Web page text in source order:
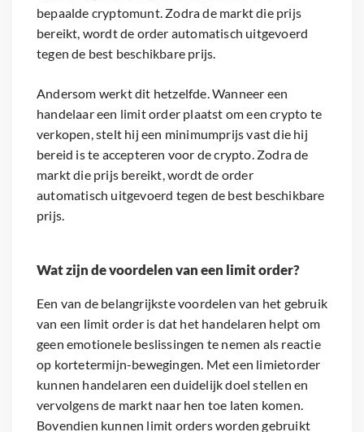
bepaalde cryptomunt. Zodra de markt die prijs
bereikt, wordt de order automatisch uitgevoerd
tegen de best beschikbare prijs.
Andersom werkt dit hetzelfde. Wanneer een
handelaar een limit order plaatst om een crypto te
verkopen, stelt hij een minimumprijs vast die hij
bereid is te accepteren voor de crypto. Zodra de
markt die prijs bereikt, wordt de order
automatisch uitgevoerd tegen de best beschikbare
prijs.
Wat zijn de voordelen van een limit order?
Een van de belangrijkste voordelen van het gebruik
van een limit order is dat het handelaren helpt om
geen emotionele beslissingen te nemen als reactie
op kortetermijn-bewegingen. Met een limietorder
kunnen handelaren een duidelijk doel stellen en
vervolgens de markt naar hen toe laten komen.
Bovendien kunnen limit orders worden gebruikt